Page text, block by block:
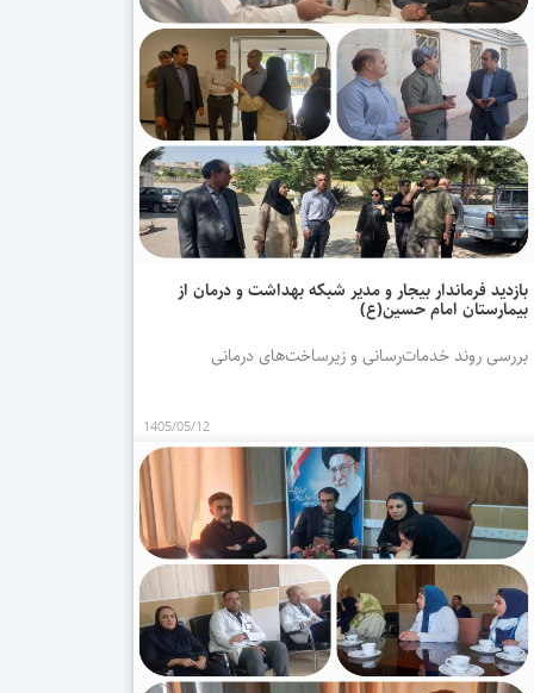
بازدید فرماندار بیجار و مدیر شبکه بهداشت و درمان از
بیمارستان امام حسین(ع)
بررسی روند خدمات‌رسانی و زیرساخت‌های درمانی
1405/05/12